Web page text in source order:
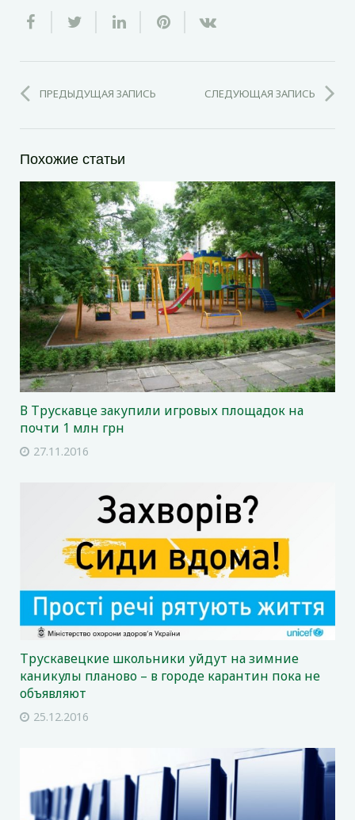
ПРЕДЫДУЩАЯ ЗАПИСЬ СЛЕДУЮЩАЯ ЗАПИСЬ
Похожие статьи
В Трускавце закупили игровых площадок на
почти 1 млн грн
27.11.2016
Трускавецкие школьники уйдут на зимние
каникулы планово – в городе карантин пока не
объявляют
25.12.2016